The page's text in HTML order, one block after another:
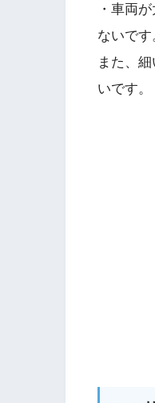
・車両
ないです
また、
いです。